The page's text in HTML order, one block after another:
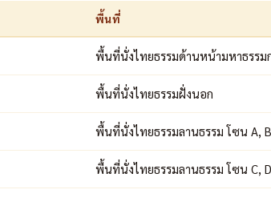
พื้นที่
พื้นที่นั่งไทยธรรมด้านหน้ามหาธรรม
พื้นที่นั่งไทยธรรมฝั่งนอก
พื้นที่นั่งไทยธรรมลานธรรม โซน A, B
พื้นที่นั่งไทยธรรมลานธรรม โซน C, D